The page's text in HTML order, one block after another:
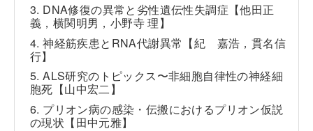
3. DNA修復の異常と劣性遺伝性失調症【他田正
義，横関明男，小野寺 理】
4. 神経筋疾患とRNA代謝異常【紀 嘉浩，貫名信
行】
5. ALS研究のトピックス〜非細胞自律性の神経細
胞死【山中宏二】
6. プリオン病の感染・伝搬におけるプリオン仮説
の現状【田中元雅】